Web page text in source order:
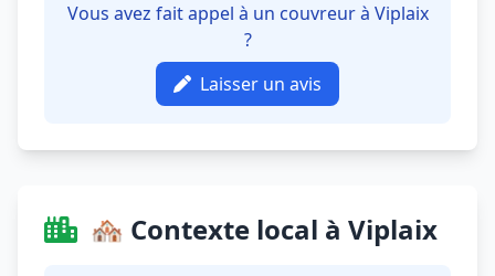
Vous avez fait appel à un couvreur à Viplaix
?
Laisser un avis
🏘️ Contexte local à Viplaix